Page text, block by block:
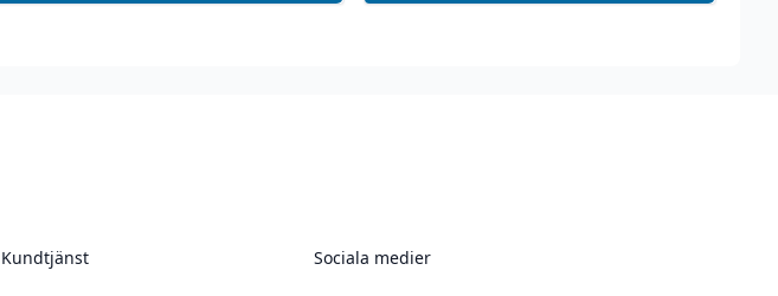
Kundtjänst Sociala medier